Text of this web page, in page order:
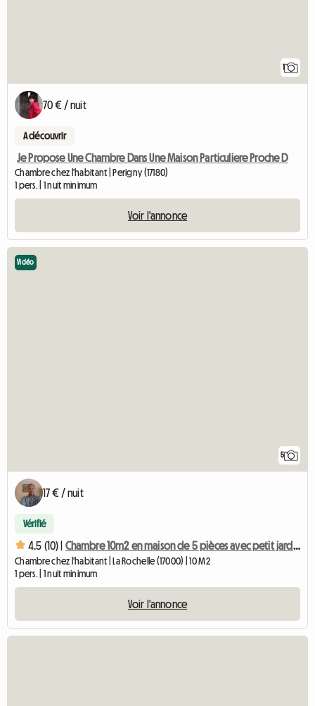
1
70 € / nuit
A découvrir
Je Propose Une Chambre Dans Une Maison Particuliere Proche D
Chambre chez l'habitant | Perigny (17180)
1 pers. | 1 nuit minimum
Voir l'annonce
5
Vidéo
17 € / nuit
Vérifié
4.5 (10) | Chambre 10m2 en maison de 5 pièces avec petit jardin.
Chambre chez l'habitant | La Rochelle (17000) | 10 M2
1 pers. | 1 nuit minimum
Voir l'annonce